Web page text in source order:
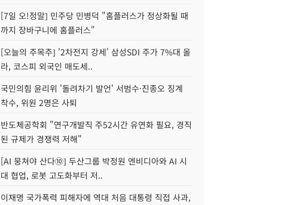
[7일 오!정말] 민주당 민병덕 "홈플러스가 정상화될 때
까지 장바구니에 홈플러스"
[오늘의 주목주] '2차전지 강세' 삼성SDI 주가 7%대 올
라, 코스피 외국인 매도세..
국민의힘 윤리위 '돌려차기 발언' 서범수·진종오 징계
착수, 위원 2명은 사퇴
반도체공학회 "연구개발직 주52시간 유연화 필요, 경직
된 규제가 경쟁력 저해"
[AI 뭉쳐야 산다⑩] 두산그룹 박정원 엔비디아와 AI 시
대 협업, 로봇 고도화부터 저..
이재명 국가폭력 피해자에 역대 처음 대통령 직접 사과,